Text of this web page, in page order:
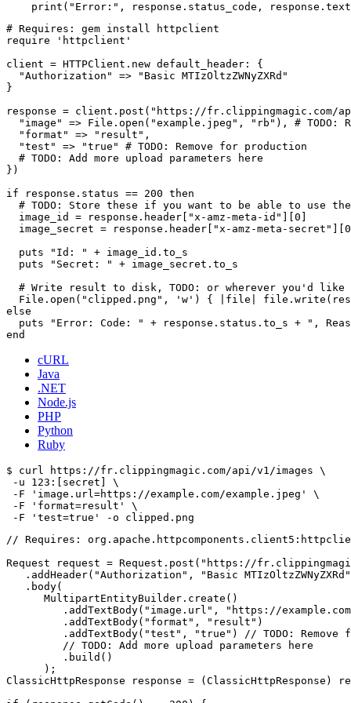
# Requires: gem install httpclient
require 'httpclient'
client = HTTPClient.new default_header: {
  "Authorization" => "Basic MTIzOltzZWNyZXRd"
}
response = client.post("https://fr.clippingmagic.com/
"image" => File.open("example.jpeg", "rb"), # TODO:
  "format" => "result",
  "test" => "true" # TODO: Remove for production
  # TODO: Add more upload parameters here
})
if response.status == 200 then
# TODO: Store these if you want to be able to use
  image_id = response.header["x-amz-meta-id"][0]
image_secret = response.header["x-amz-meta-
  puts "Id: " + image_id.to_s
  puts "Secret: " + image_secret.to_s
  # Write result to disk, TODO: or wherever you'd like
File.open("clipped.png", 'w') { |file|
else
puts "Error: Code: " + response.status.to_s + ",
cURL
Java
.NET
Node.js
PHP
Python
Ruby
$ curl https://fr.clippingmagic.com/api/v1/images \
-u 123:[secret] \
-F 'image.url=https://example.com/example.jpeg' \
-F 'format=result' \
// Requires:
Request request = Request.post("https://
.addHeader("Authorization", "Basic
   .body(
      MultipartEntityBuilder.create()
.addTextBody("image.url", "https://
         .addTextBody("format", "result")
.addTextBody("test", "true") // TODO: Remove
         // TODO: Add more upload parameters here
         .build()
      );
ClassicHttpResponse response = (ClassicHttpResponse)